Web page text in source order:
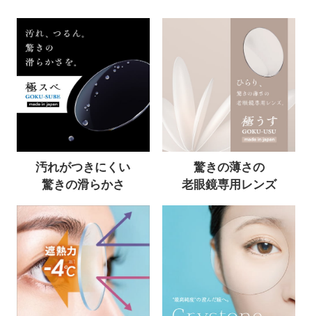
汚れがつきにくい
驚きの滑らかさ
驚きの薄さの
老眼鏡専用レンズ